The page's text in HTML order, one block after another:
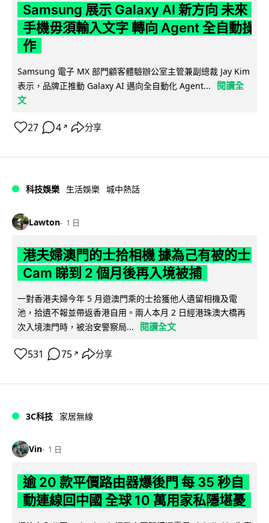
Samsung 展示 Galaxy AI 新方向 未來
手機毋須輸入文字 轉向 Agent 全自動操
作
Samsung 電子 MX 部門顧客體驗辦公室主管兼副總裁 Jay Kim
表示，品牌正推動 Galaxy AI 邁向全自動化 Agent...
閱讀全
文
27 4 ↗ 分享
科技娛樂 生活娛樂 城中熱話
Lawton 1 日
港夫婦澳門的士拾相機 據為己有被的士
Cam 睇到 2 個月後再入境被捕
一對香港夫婦今年 5 月遊澳門乘的士拾獲他人遺留相機及電
池，拾遺不報並帶返香港自用。兩人本月 2 日經港珠澳大橋再
次入境澳門時，被治安警察局...
閱讀全文
531 75 ↗ 分享
3C科技 家居無線
Vin 1 日
逾 20 款平價路由器爆後門 每 35 秒自
動連線回中國 全球 10 萬用家私隱堪憂